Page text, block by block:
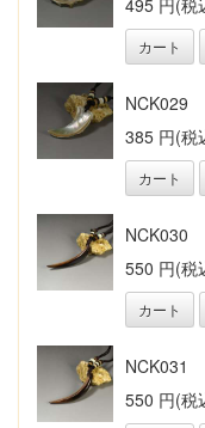
495 円(税
カート
NCK029
385 円(税
カート
NCK030
550 円(税
カート
NCK031
550 円(税